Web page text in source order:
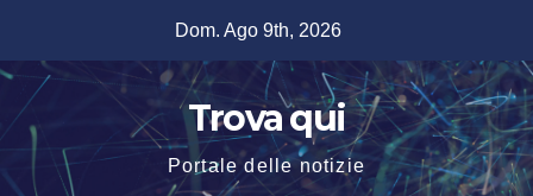
contenuto
Dom. Ago 9th, 2026
Trova qui
Portale delle notizie